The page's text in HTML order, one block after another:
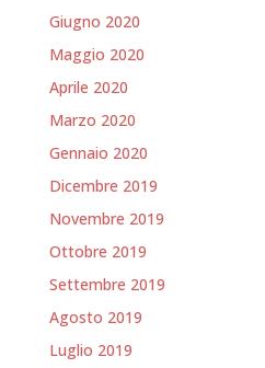
Giugno 2020
Maggio 2020
Aprile 2020
Marzo 2020
Gennaio 2020
Dicembre 2019
Novembre 2019
Ottobre 2019
Settembre 2019
Agosto 2019
Luglio 2019